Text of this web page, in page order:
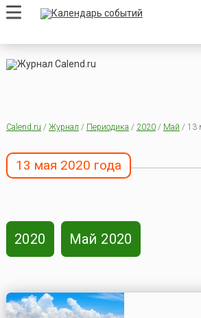
Calend.ru / Журнал / Периодика / 2020/ Май / 13
13 мая 2020 года
2020 Май 2020